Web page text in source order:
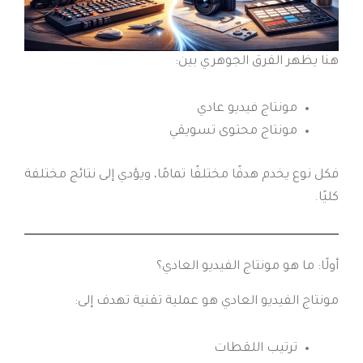
هنا يظهر الفرق الجوهري بين:
مونتاج فيديو عادي
مونتاج محتوى تسويقي
فكل نوع يخدم هدفًا مختلفًا تمامًا، ويؤدي إلى نتائج مختلفة
كليًا.
أولًا: ما هو مونتاج الفيديو العادي؟
مونتاج الفيديو العادي هو عملية تقنية تهدف إلى:
ترتيب اللقطات